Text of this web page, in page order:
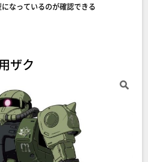
なっているのが確認できる
ザク